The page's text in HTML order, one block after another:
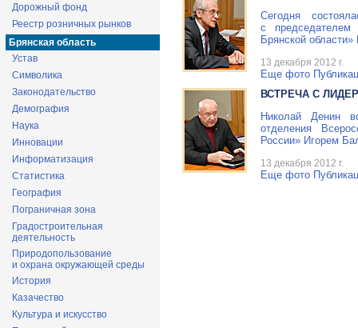
Дорожный фонд
Реестр розничных рынков
Брянская область
Устав
Символика
Законодательство
Демография
Наука
Инновации
Информатизация
Статистика
География
Пограничная зона
Градостроительная
деятельность
Природопользование
и охрана окружающей среды
История
Казачество
Культура и искусство
Сегодня
с председателем
Брянской
13 декабря 2012 г.
Еще фото
ВСТРЕЧА С
Николай Денин
отделения
России» Игорем
13 декабря 2012 г.
Еще фото